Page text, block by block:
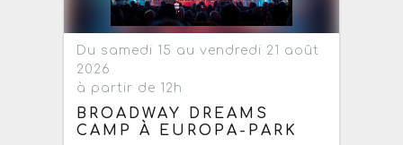
Du samedi 15 au vendredi 21 août
2026
à partir de 12h
BROADWAY DREAMS
CAMP À EUROPA-PARK